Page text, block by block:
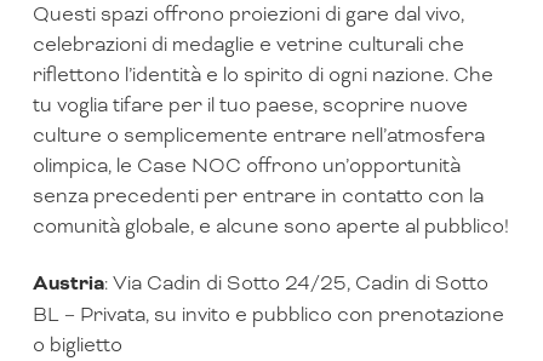
Questi spazi offrono proiezioni di gare dal vivo,
celebrazioni di medaglie e vetrine culturali che
riflettono l’identità e lo spirito di ogni nazione. Che
tu voglia tifare per il tuo paese, scoprire nuove
culture o semplicemente entrare nell’atmosfera
olimpica, le Case NOC offrono un’opportunità
senza precedenti per entrare in contatto con la
comunità globale, e alcune sono aperte al pubblico!
Austria: Via Cadin di Sotto 24/25, Cadin di Sotto
BL – Privata, su invito e pubblico con prenotazione
o biglietto